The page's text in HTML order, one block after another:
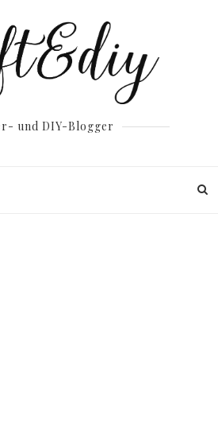
und DIY-Blogger